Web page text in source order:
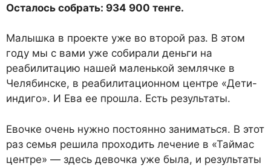
Осталось собрать: 934 900 тенге.
Малышка в проекте уже во второй раз. В этом
году мы с вами уже собирали деньги на
реабилитацию нашей маленькой землячке в
Челябинске, в реабилитационном центре «Дети-
индиго». И Ева ее прошла. Есть результаты.
Евочке очень нужно постоянно заниматься. В этот
раз семья решила проходить лечение в «Таймас
центре» — здесь девочка уже была, и результаты